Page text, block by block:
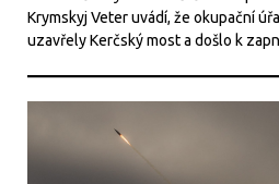
Krymskyj Veter uvádí, že okupační
uzavřely Kerčský most a došlo k